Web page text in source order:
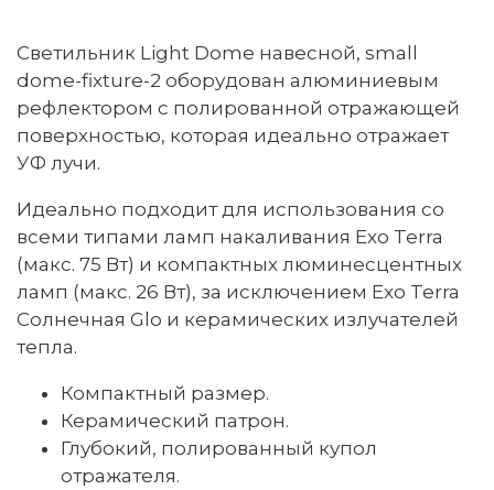
Светильник Light Dome навесной, small
dome-fixture-2 оборудован алюминиевым
рефлектором с полированной отражающей
поверхностью, которая идеально отражает
УФ лучи.
Идеально подходит для использования со
всеми типами ламп накаливания Exo Terra
(макс. 75 Вт) и компактных люминесцентных
ламп (макс. 26 Вт), за исключением Exo Terra
Солнечная Glo и керамических излучателей
тепла.
Компактный размер.
Керамический патрон.
Глубокий, полированный купол
отражателя.